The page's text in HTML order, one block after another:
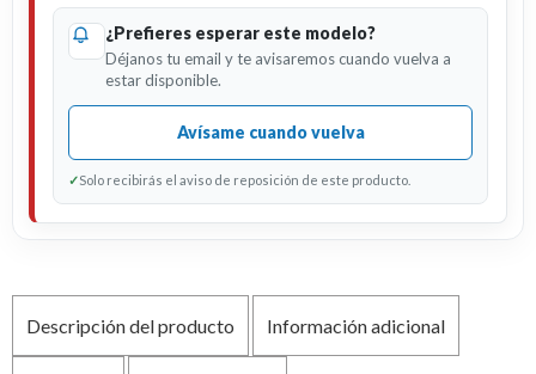
¿Prefieres esperar este modelo?
Déjanos tu email y te avisaremos cuando vuelva a
estar disponible.
Avísame cuando vuelva
✓Solo recibirás el aviso de reposición de este producto.
Descripción del producto Información adicional